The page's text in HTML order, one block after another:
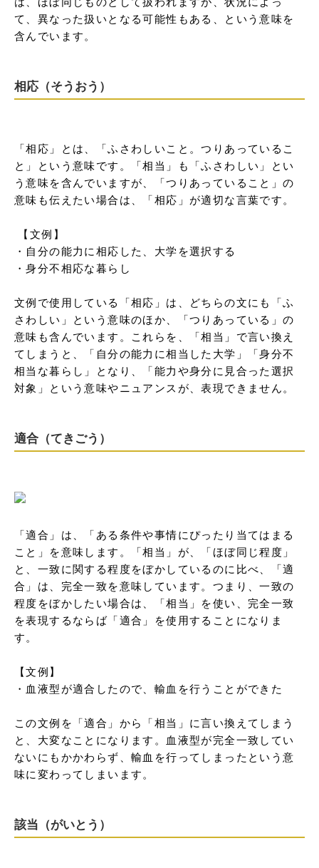
て、異なった扱いとなる可能性もある、という意味を
含んでいます。
相応（そうおう）
「相応」とは、「ふさわしいこと。つりあっているこ
と」という意味です。「相当」も「ふさわしい」とい
う意味を含んでいますが、「つりあっていること」の
意味も伝えたい場合は、「相応」が適切な言葉です。
・自分の能力に相応した、大学を選択する
・身分不相応な暮らし
文例で使用している「相応」は、どちらの文にも「ふ
さわしい」という意味のほか、「つりあっている」の
意味も含んでいます。これらを、「相当」で言い換え
てしまうと、「自分の能力に相当した大学」「身分不
相当な暮らし」となり、「能力や身分に見合った選択
対象」という意味やニュアンスが、表現できません。
適合（てきごう）
「適合」は、「ある条件や事情にぴったり当てはまる
こと」を意味します。「相当」が、「ほぼ同じ程度」
と、一致に関する程度をぼかしているのに比べ、「適
合」は、完全一致を意味しています。つまり、一致の
程度をぼかしたい場合は、「相当」を使い、完全一致
を表現するならば「適合」を使用することになりま
す。
【文例】
・血液型が適合したので、輸血を行うことができた
この文例を「適合」から「相当」に言い換えてしまう
と、大変なことになります。血液型が完全一致してい
ないにもかかわらず、輸血を行ってしまったという意
味に変わってしまいます。
該当（がいとう）